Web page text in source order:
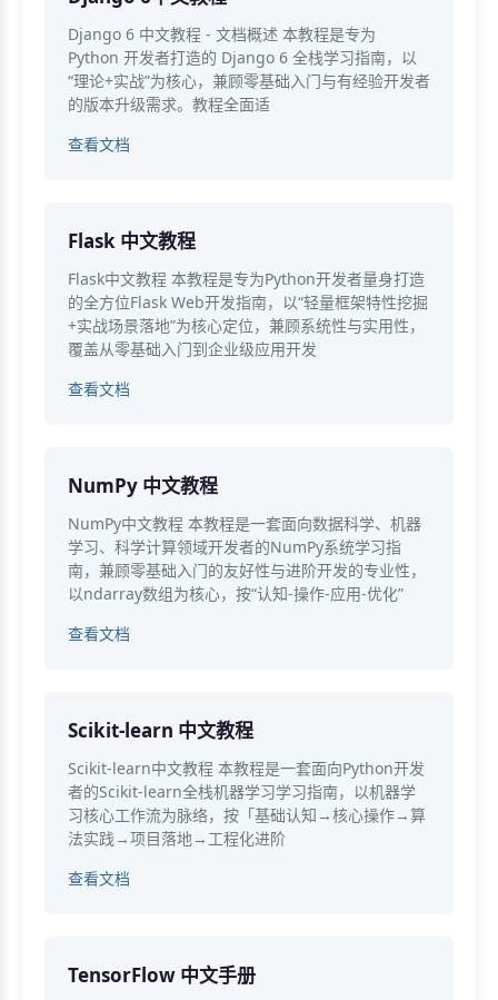
Django 6 中文教程 - 文档概述 本教程是专为
Python 开发者打造的 Django 6 全栈学习指南，以
“理论+实战”为核心，兼顾零基础入门与有经验开发者
的版本升级需求。教程全面适
查看文档
Flask 中文教程
Flask中文教程 本教程是专为Python开发者量身打造
的全方位Flask Web开发指南，以“轻量框架特性挖掘
+实战场景落地”为核心定位，兼顾系统性与实用性，
覆盖从零基础入门到企业级应用开发
查看文档
NumPy 中文教程
NumPy中文教程 本教程是一套面向数据科学、机器
学习、科学计算领域开发者的NumPy系统学习指
南，兼顾零基础入门的友好性与进阶开发的专业性，
以ndarray数组为核心，按“认知-操作-应用-优化”
查看文档
Scikit-learn 中文教程
Scikit-learn中文教程 本教程是一套面向Python开发
者的Scikit-learn全栈机器学习学习指南，以机器学
习核心工作流为脉络，按「基础认知→核心操作→算
法实践→项目落地→工程化进阶
查看文档
TensorFlow 中文手册